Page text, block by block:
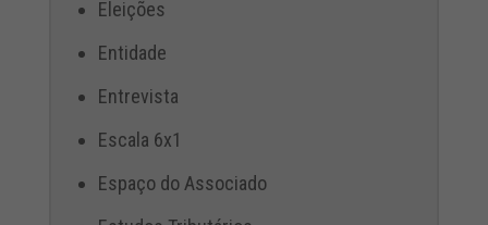
Eleições
Entidade
Entrevista
Escala 6x1
Espaço do Associado